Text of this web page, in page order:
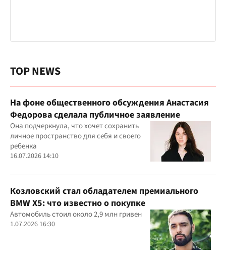
TOP NEWS
На фоне общественного обсуждения Анастасия
Федорова сделала публичное заявление
Она подчеркнула, что хочет сохранить
личное пространство для себя и своего
ребенка
16.07.2026 14:10
Козловский стал обладателем премиального
BMW X5: что известно о покупке
Автомобиль стоил около 2,9 млн гривен
1.07.2026 16:30